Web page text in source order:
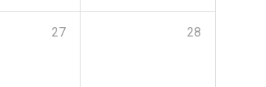
27 28